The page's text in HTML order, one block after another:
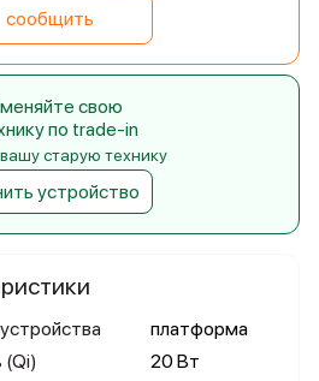
платформа
20 Вт
сообщить
свою
по trade-in
старую технику
устройство